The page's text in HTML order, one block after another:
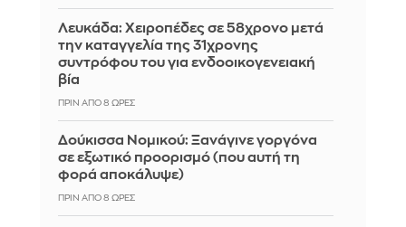
Λευκάδα: Χειροπέδες σε 58χρονο μετά
την καταγγελία της 31χρονης
συντρόφου του για ενδοοικογενειακή
βία
ΠΡΙΝ ΑΠΌ 8 ΏΡΕΣ
Δούκισσα Νομικού: Ξανάγινε γοργόνα
σε εξωτικό προορισμό (που αυτή τη
φορά αποκάλυψε)
ΠΡΙΝ ΑΠΌ 8 ΏΡΕΣ